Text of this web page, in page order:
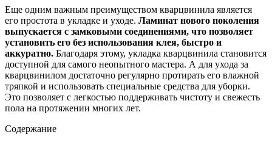
Еще одним важным преимуществом кварцвинила является
его простота в укладке и уходе. Ламинат нового поколения
выпускается с замковыми соединениями, что позволяет
установить его без использования клея, быстро и
аккуратно. Благодаря этому, укладка кварцвинила становится
доступной для самого неопытного мастера. А для ухода за
кварцвинилом достаточно регулярно протирать его влажной
тряпкой и использовать специальные средства для уборки.
Это позволяет с легкостью поддерживать чистоту и свежесть
пола на протяжении многих лет.
Содержание